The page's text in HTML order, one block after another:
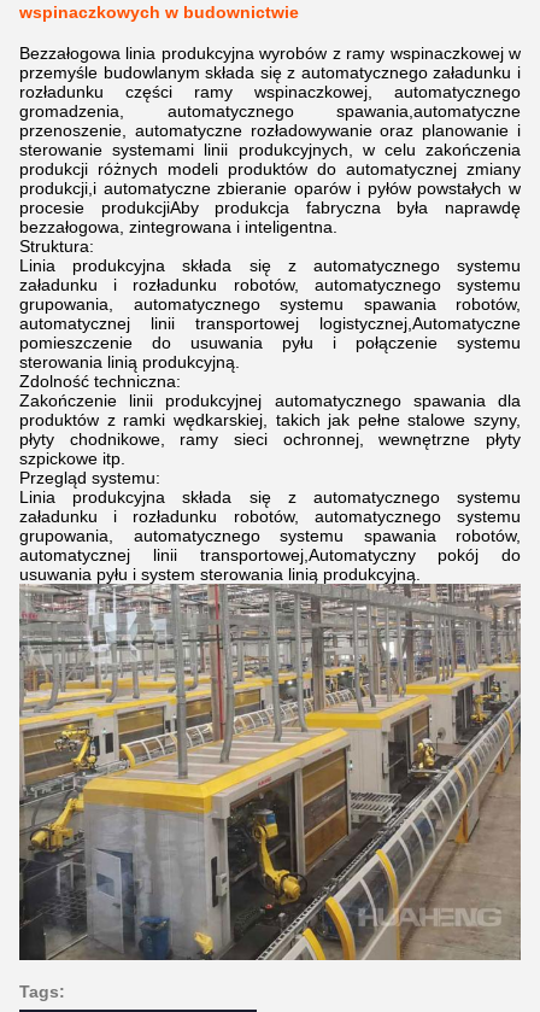
wspinaczkowych w budownictwie
Bezzałogowa linia produkcyjna wyrobów z ramy wspinaczkowej w
przemyśle budowlanym składa się z automatycznego załadunku i
rozładunku części ramy wspinaczkowej, automatycznego
gromadzenia, automatycznego spawania,automatyczne
przenoszenie, automatyczne rozładowywanie oraz planowanie i
sterowanie systemami linii produkcyjnych, w celu zakończenia
produkcji różnych modeli produktów do automatycznej zmiany
produkcji,i automatyczne zbieranie oparów i pyłów powstałych w
procesie produkcjiAby produkcja fabryczna była naprawdę
bezzałogowa, zintegrowana i inteligentna.
Struktura:
Linia produkcyjna składa się z automatycznego systemu
załadunku i rozładunku robotów, automatycznego systemu
grupowania, automatycznego systemu spawania robotów,
automatycznej linii transportowej logistycznej,Automatyczne
pomieszczenie do usuwania pyłu i połączenie systemu
sterowania linią produkcyjną.
Zdolność techniczna:
Zakończenie linii produkcyjnej automatycznego spawania dla
produktów z ramki wędkarskiej, takich jak pełne stalowe szyny,
płyty chodnikowe, ramy sieci ochronnej, wewnętrzne płyty
szpickowe itp.
Przegląd systemu:
Linia produkcyjna składa się z automatycznego systemu
załadunku i rozładunku robotów, automatycznego systemu
grupowania, automatycznego systemu spawania robotów,
automatycznej linii transportowej,Automatyczny pokój do
usuwania pyłu i system sterowania linią produkcyjną.
Tags: